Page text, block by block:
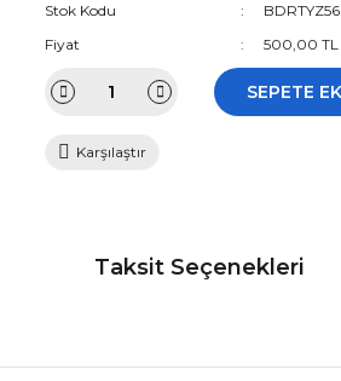
Stok Kodu
BDRTYZ56
Fiyat
500,00 TL
SEPETE
Karşılaştır
Taksit Seçenekleri